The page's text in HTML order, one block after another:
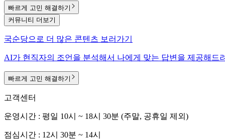
빠르게 고민 해결하기
커뮤니티 더보기
국순당으로 더 많은 콘텐츠 보러가기
AI가 현직자의 조언을 분석해서 나에게 맞는 답변을 제공해드
빠르게 고민 해결하기
고객센터
운영시간 : 평일 10시 ~ 18시 30분 (주말, 공휴일 제외)
점심시간 : 12시 30분 ~ 14시